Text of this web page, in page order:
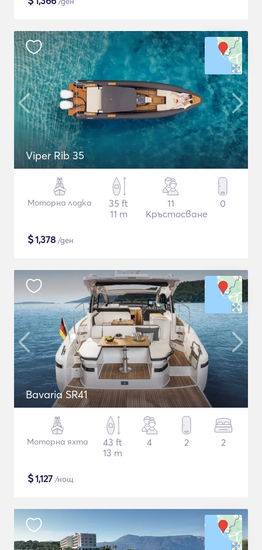
Viper Rib 35
Моторна лодка
35 ft
11 m
11
Кръстосване
0
$1,378 /ден
Bavaria SR41
Моторна яхта
43 ft
13 m
4 2 2
$1,127 /нощ